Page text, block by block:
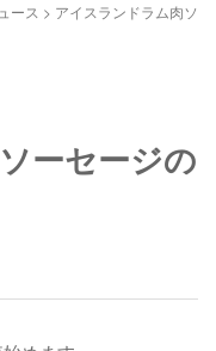
ース > アイスランドラム肉ソ
ーセージの